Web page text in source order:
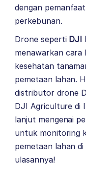
dengan
perkebunan.
Drone seperti DJI
menawarkan cara
kesehatan
pemetaan lahan.
distributor drone
DJI Agriculture di
lanjut mengenai
untuk monitoring
pemetaan lahan
ulasannya!